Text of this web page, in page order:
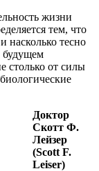
жизни
тем, что
насколько тесно
будущем
столько от силы
Доктор
Скотт Ф.
Лейзер
(Scott F.
Leiser)